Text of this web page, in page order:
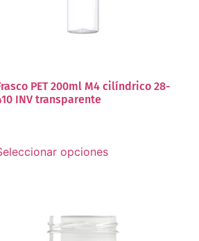
PET 200ml M4 cilíndrico 28-
INV transparente
opciones